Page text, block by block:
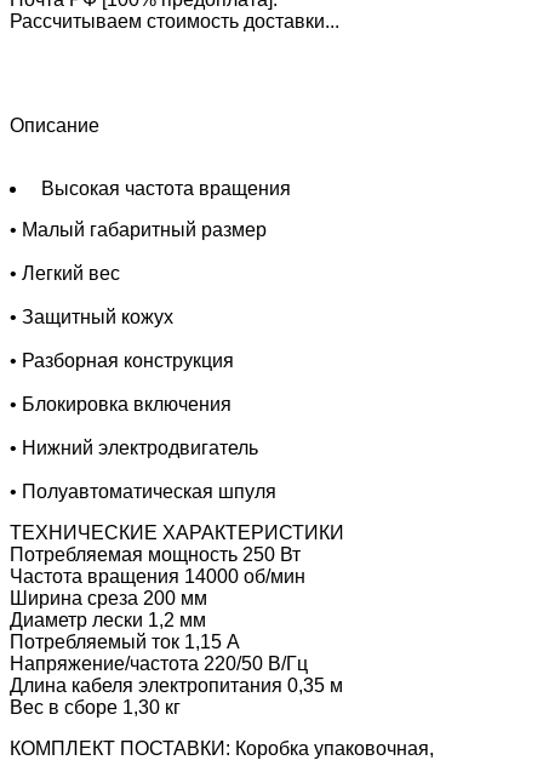
Рассчитываем стоимость доставки...
Описание
Высокая частота вращения
• Малый габаритный размер
• Легкий вес
• Защитный кожух
• Разборная конструкция
• Блокировка включения
• Нижний электродвигатель
• Полуавтоматическая шпуля
ТЕХНИЧЕСКИЕ ХАРАКТЕРИСТИКИ
Потребляемая мощность 250 Вт
Частота вращения 14000 об/мин
Ширина среза 200 мм
Диаметр лески 1,2 мм
Потребляемый ток 1,15 А
Напряжение/частота 220/50 В/Гц
Длина кабеля электропитания 0,35 м
Вес в сборе 1,30 кг
КОМПЛЕКТ ПОСТАВКИ: Коробка упаковочная,